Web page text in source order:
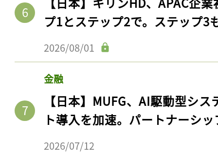
プ1とステップ2で。ステップ3
2026/08/01
金融
【日本】MUFG、AI駆動型シ
ト導入を加速。パートナーシ
2026/07/12
ログインが必
ログイン